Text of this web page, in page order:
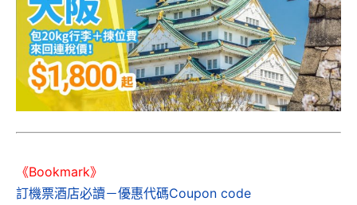
《Bookmark》
訂機票酒店必讀－優惠代碼Coupon code